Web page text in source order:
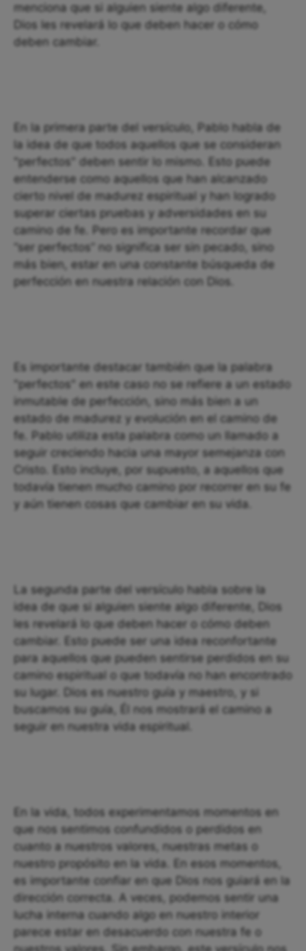
menciona que si alguien siente algo diferente,
Dios les revelará lo que deben hacer o cómo
deben cambiar.
En la primera parte del versículo, Pablo habla de
la idea de que todos aquellos que se consideran
"perfectos" deben sentir lo mismo. Esto puede
entenderse como aquellos que han alcanzado
cierto nivel de madurez espiritual y han logrado
superar ciertas pruebas y adversidades en su
camino de fe. Pero es importante recordar que
“ser perfectos” no significa ser sin pecado, sino
más bien, estar en una constante búsqueda de
perfección en nuestra relación con Dios.
Es importante destacar también que la palabra
"perfectos" en este caso no se refiere a un estado
inmutable de perfección, sino más bien a un
estado de madurez y evolución en el camino de
fe. Pablo utiliza esta palabra como un llamado a
seguir creciendo hacia una mayor semejanza con
Cristo. Esto incluye, por supuesto, a aquellos que
todavía tienen mucho camino por recorrer en su fe
y aún tienen cosas que cambiar en su vida.
La segunda parte del versículo habla sobre la
idea de que si alguien siente algo diferente, Dios
les revelará lo que deben hacer o cómo deben
cambiar. Esto puede ser una idea reconfortante
para aquellos que pueden sentirse perdidos en su
camino espiritual o que todavía no han encontrado
su lugar. Dios es nuestro guía y maestro, y si
buscamos su guía, Él nos mostrará el camino a
seguir en nuestra vida espiritual.
En la vida, todos experimentamos momentos en
que nos sentimos confundidos o perdidos en
cuanto a nuestros valores, nuestras metas o
nuestro propósito en la vida. En esos momentos,
es importante confiar en que Dios nos guiará en la
dirección correcta. A veces, podemos sentir una
lucha interna cuando algo en nuestro interior
parece estar en desacuerdo con nuestra fe o